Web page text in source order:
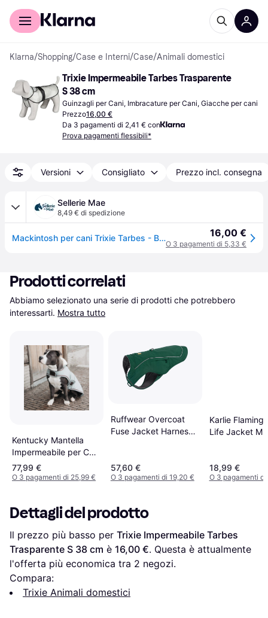
Per il tuo shopping
Klarna/Shopping/Case e Interni/Case/Animali domestici
Trixie Impermeabile Tarbes Trasparente
S 38 cm
Guinzagli per Cani, Imbracature per Cani, Giacche per cani
Prezzo16,00 €
Da 3 pagamenti di 2,41 € con
Prova pagamenti flessibili*
Versioni Consigliato Prezzo incl. consegna
Sellerie Mae
8,49 € di spedizione
Mackintosh per cani Trixie Tarbes - Blanc 16,00 €
O 3 pagamenti di 5,33 €
Prodotti correlati
Abbiamo selezionato una serie di prodotti che potrebbero
interessarti. Mostra tutto
Kentucky Mantella
Impermeabile per Cani
160g Bleu
77,99 €
O 3 pagamenti di 25,99 €
Ruffwear Overcoat
Fuse Jacket Harness
57,60 €
O 3 pagamenti di 19,20 €
Karlie
Life Jacket M
18,99 €
O 3 pagamenti
Dettagli del prodotto
Il prezzo più basso per Trixie Impermeabile Tarbes
Trasparente S 38 cm è 16,00 €. Questa è attualmente
l'offerta più economica tra 2 negozi.
Compara:
Trixie Animali domestici